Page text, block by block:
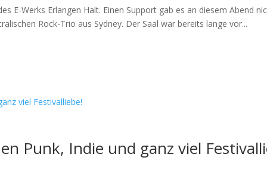
E-Werks Erlangen Halt. Einen Support gab es an diesem Abend
Rock-Trio aus Sydney. Der Saal war bereits lange vor...
Punk, Indie und ganz viel